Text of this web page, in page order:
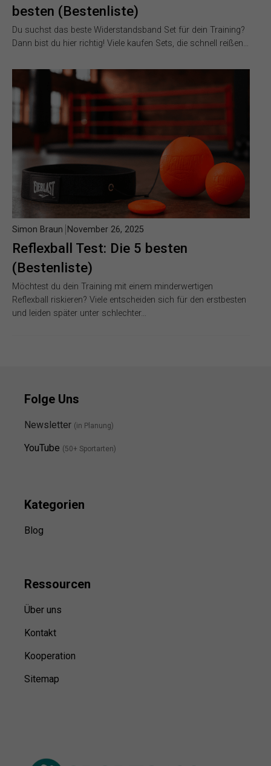
besten (Bestenliste)
Du suchst das beste Widerstandsband Set für dein Training?
Dann bist du hier richtig! Viele kaufen Sets, die schnell reißen…
Reflexball Test: Die 5 besten
(Bestenliste)
Simon Braun November 26, 2025
Möchtest du dein Training mit einem minderwertigen
Reflexball riskieren? Viele entscheiden sich für den erstbesten
und leiden später unter schlechter…
Folge Uns
Newsletter (in Planung)
YouTube (50+ Sportarten)
Kategorien
Blog
Ressourcen
Über uns
Kontakt
Kooperation
Sitemap